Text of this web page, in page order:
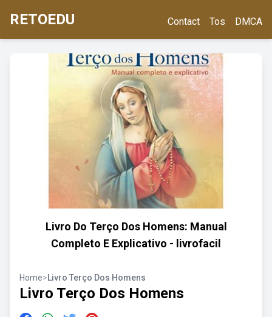
RETOEDU Contact Tos DMCA
Livro Do Terço Dos Homens: Manual
Completo E Explicativo - livrofacil
Home>Livro Terço Dos Homens
Livro Terço Dos Homens